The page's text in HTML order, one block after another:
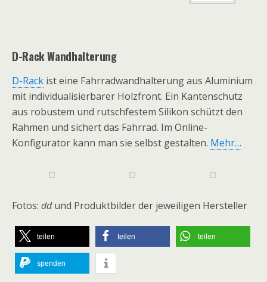
D-Rack Wandhalterung
D-Rack ist eine Fahrradwandhalterung aus Aluminium
mit individualisierbarer Holzfront. Ein Kantenschutz
aus robustem und rutschfestem Silikon schützt den
Rahmen und sichert das Fahrrad. Im Online-
Konfigurator kann man sie selbst gestalten. Mehr…
Fotos: ddund Produktbilder der jeweiligen Hersteller
teilen teilen teilen
spenden